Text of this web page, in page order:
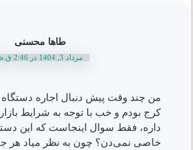
طاها محسنی
مرداد 3, 1404 در 2:46 ق.ظ
من چند وقت پیش دنبال اجاره
کرج بودم و خب با توجه به شرایط
داره، فقط سوال اینجاست که این
خاصی نمی‌دن؟ چون به نظر میاد هر